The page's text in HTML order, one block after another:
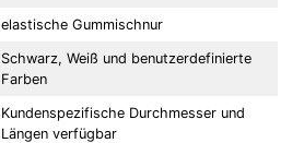
elastische Gummischnur
Schwarz, Weiß und benutzerdefinierte
Farben
Kundenspezifische Durchmesser und
Längen verfügbar